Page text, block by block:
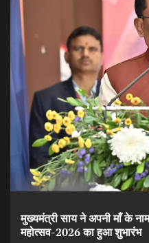
मुख्यमंत्री साय ने अपनी माँ के
महोत्सव-2026 का हुआ शुभारंभ